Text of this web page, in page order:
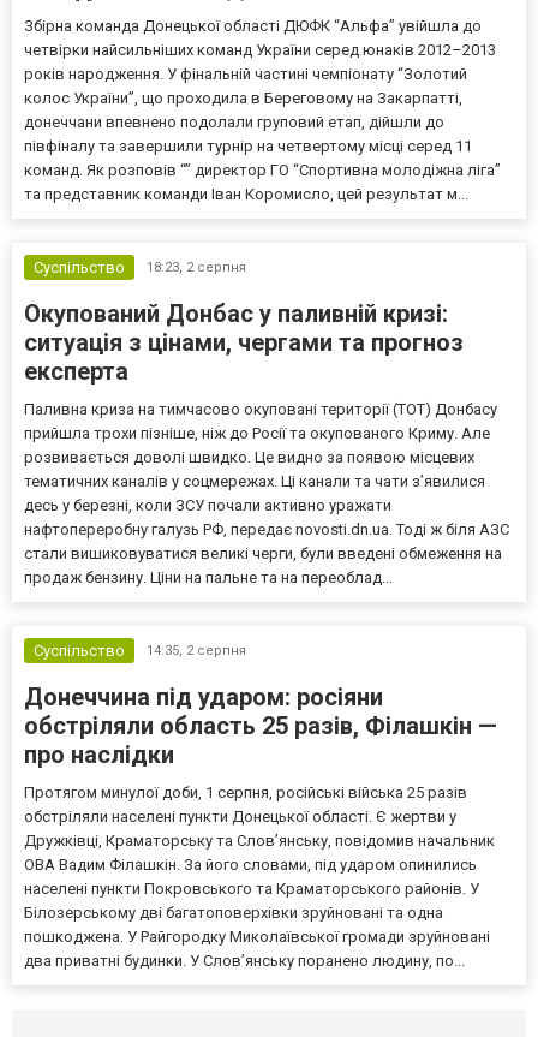
Збірна команда Донецької області ДЮФК “Альфа” увійшла до
четвірки найсильніших команд України серед юнаків 2012–2013
років народження. У фінальній частині чемпіонату “Золотий
колос України”, що проходила в Береговому на Закарпатті,
донеччани впевнено подолали груповий етап, дійшли до
півфіналу та завершили турнір на четвертому місці серед 11
команд. Як розповів “” директор ГО “Спортивна молодіжна ліга”
та представник команди Іван Коромисло, цей результат м...
Суспільство 18:23, 2 серпня
Окупований Донбас у паливній кризі:
ситуація з цінами, чергами та прогноз
експерта
Паливна криза на тимчасово окуповані території (ТОТ) Донбасу
прийшла трохи пізніше, ніж до Росії та окупованого Криму. Але
розвивається доволі швидко. Це видно за появою місцевих
тематичних каналів у соцмережах. Ці канали та чати з’явилися
десь у березні, коли ЗСУ почали активно уражати
нафтопереробну галузь РФ, передає novosti.dn.ua. Тоді ж біля АЗС
стали вишиковуватися великі черги, були введені обмеження на
продаж бензину. Ціни на пальне та на переоблад...
Суспільство 14:35, 2 серпня
Донеччина під ударом: росіяни
обстріляли область 25 разів, Філашкін —
про наслідки
Протягом минулої доби, 1 серпня, російські війська 25 разів
обстріляли населені пункти Донецької області. Є жертви у
Дружківці, Краматорську та Слов’янську, повідомив начальник
ОВА Вадим Філашкін. За його словами, під ударом опинились
населені пункти Покровського та Краматорського районів. У
Білозерському дві багатоповерхівки зруйновані та одна
пошкоджена. У Райгородку Миколаївської громади зруйновані
два приватні будинки. У Слов’янську поранено людину, по...